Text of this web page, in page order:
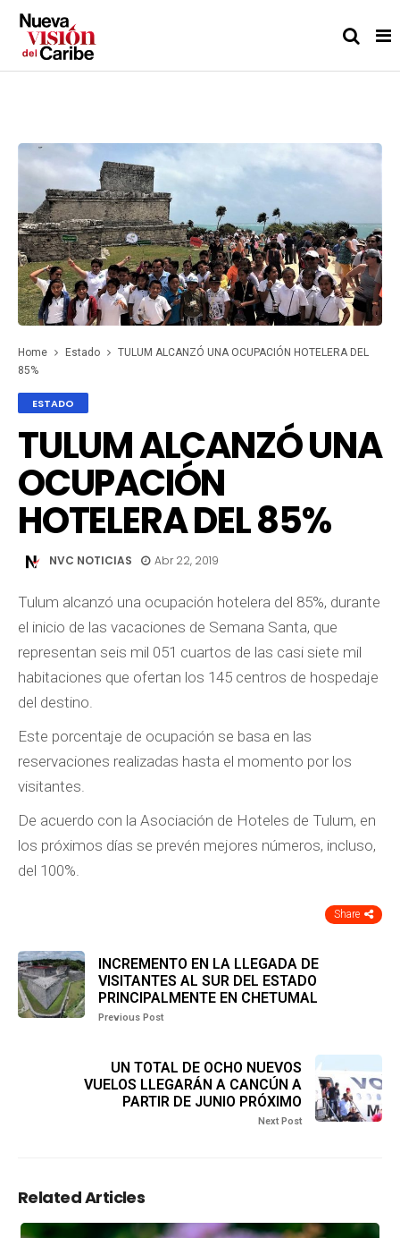
Home Estado
TULUM ALCANZÓ UNA OCUPACIÓN HOTELERA DEL
85%
ESTADO
TULUM ALCANZÓ UNA
OCUPACIÓN
HOTELERA DEL 85%
NVC NOTICIAS Abr 22, 2019
Tulum alcanzó una ocupación hotelera del 85%, durante
el inicio de las vacaciones de Semana Santa, que
representan seis mil 051 cuartos de las casi siete mil
habitaciones que ofertan los 145 centros de hospedaje
del destino.
Este porcentaje de ocupación se basa en las
reservaciones realizadas hasta el momento por los
visitantes.
De acuerdo con la Asociación de Hoteles de Tulum, en
los próximos días se prevén mejores números, incluso,
del 100%.
Share
INCREMENTO EN LA LLEGADA DE
VISITANTES AL SUR DEL ESTADO
PRINCIPALMENTE EN CHETUMAL
Previous Post
UN TOTAL DE OCHO NUEVOS
VUELOS LLEGARÁN A CANCÚN A
PARTIR DE JUNIO PRÓXIMO
Next Post
Related Articles